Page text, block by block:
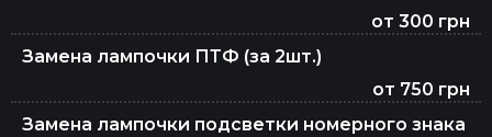
от 300 грн
Замена лампочки ПТФ (за 2шт.)
от 750 грн
Замена лампочки подсветки номерного знака